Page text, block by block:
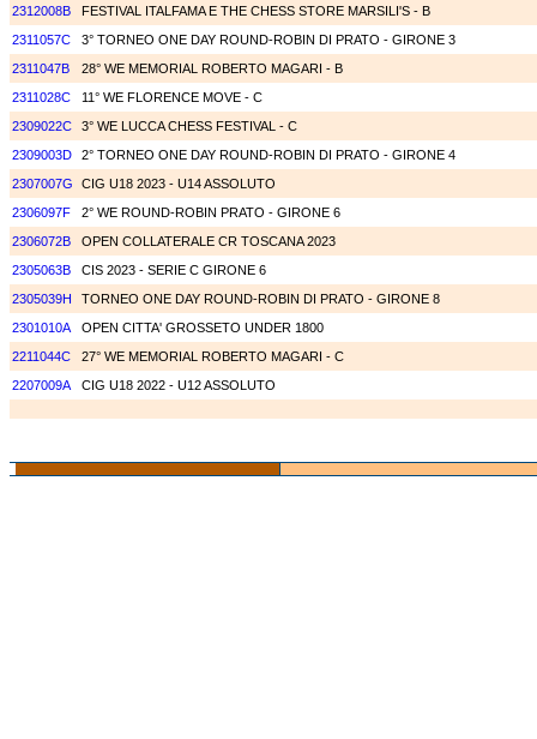
2312008B
FESTIVAL ITALFAMA E THE CHESS STORE MARSILI'S - B
2311057C
3° TORNEO ONE DAY ROUND-ROBIN DI PRATO - GIRONE 3
2311047B
28° WE MEMORIAL ROBERTO MAGARI - B
2311028C
11° WE FLORENCE MOVE - C
2309022C
3° WE LUCCA CHESS FESTIVAL - C
2309003D
2° TORNEO ONE DAY ROUND-ROBIN DI PRATO - GIRONE 4
2307007G
CIG U18 2023 - U14 ASSOLUTO
2306097F
2° WE ROUND-ROBIN PRATO - GIRONE 6
2306072B
OPEN COLLATERALE CR TOSCANA 2023
2305063B
CIS 2023 - SERIE C GIRONE 6
2305039H
TORNEO ONE DAY ROUND-ROBIN DI PRATO - GIRONE 8
2301010A
OPEN CITTA' GROSSETO UNDER 1800
2211044C
27° WE MEMORIAL ROBERTO MAGARI - C
2207009A
CIG U18 2022 - U12 ASSOLUTO